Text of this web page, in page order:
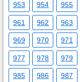
953 954 955
961 962 963
969 970 971
977 978 979
985 986 987